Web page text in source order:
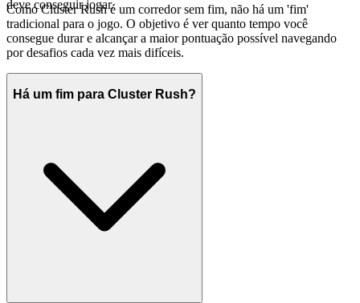
deve conseguir jogar.
Como Cluster Rush é um corredor sem fim, não há um 'fim'
tradicional para o jogo. O objetivo é ver quanto tempo você
consegue durar e alcançar a maior pontuação possível navegando
por desafios cada vez mais difíceis.
Há um fim para Cluster Rush?